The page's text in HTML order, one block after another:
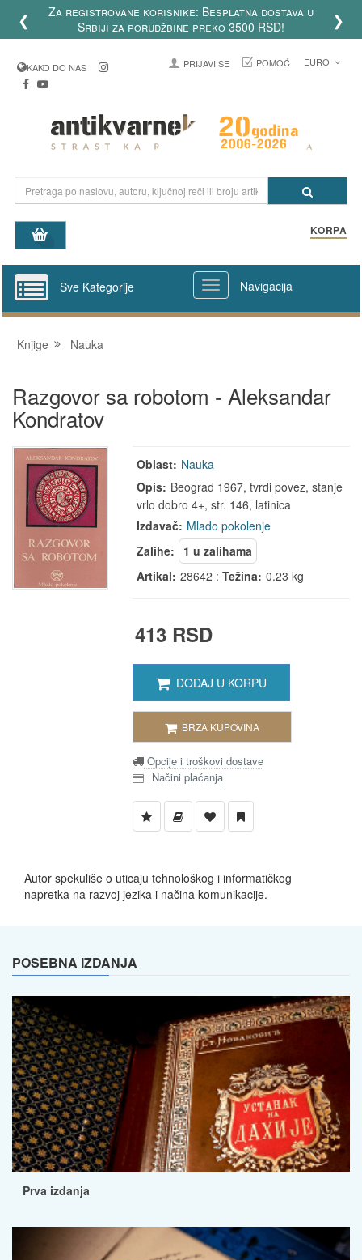
❮
Za registrovane korisnike: Besplatna dostava u
Srbiji za porudžbine preko 3500 RSD!
❯
KAKO DO NAS PRIJAVI SE POMOĆ EURO
KORPA
Sve Kategorije Navigacija
Knjige Nauka
Razgovor sa robotom - Aleksandar
Kondratov
Oblast: Nauka
Opis: Beograd 1967, tvrdi povez, stanje
vrlo dobro 4+, str. 146, latinica
Izdavač: Mlado pokolenje
Zalihe:
1 u zalihama
Artikal: 28642 :Težina: 0.23 kg
413 RSD
DODAJ U KORPU
BRZA KUPOVINA
Opcije i troškovi dostave
Načini plaćanja
Autor spekuliše o uticaju tehnološkog i informatičkog
napretka na razvoj jezika i načina komunikacije.
POSEBNA IZDANJA
Prva izdanja